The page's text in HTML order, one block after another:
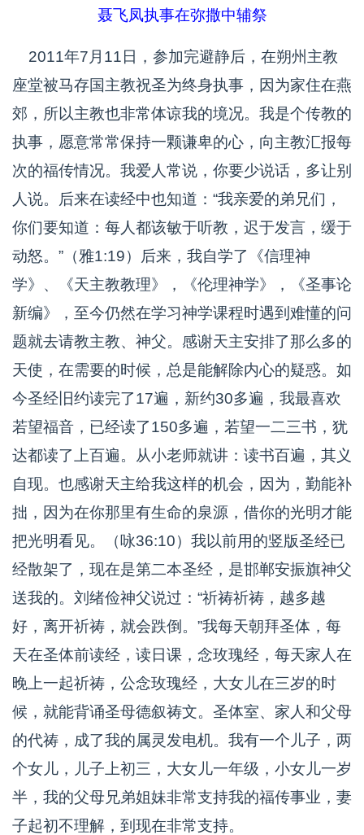
聂飞凤执事在弥撒中辅祭
2011年7月11日，参加完避静后，在朔州主教
座堂被马存国主教祝圣为终身执事，因为家住在燕
郊，所以主教也非常体谅我的境况。我是个传教的
执事，愿意常常保持一颗谦卑的心，向主教汇报每
次的福传情况。我爱人常说，你要少说话，多让别
人说。后来在读经中也知道：“我亲爱的弟兄们，
你们要知道：每人都该敏于听教，迟于发言，缓于
动怒。”（雅1:19）后来，我自学了《信理神
学》、《天主教教理》，《伦理神学》，《圣事论
新编》，至今仍然在学习神学课程时遇到难懂的问
题就去请教主教、神父。感谢天主安排了那么多的
天使，在需要的时候，总是能解除内心的疑惑。如
今圣经旧约读完了17遍，新约30多遍，我最喜欢
若望福音，已经读了150多遍，若望一二三书，犹
达都读了上百遍。从小老师就讲：读书百遍，其义
自现。也感谢天主给我这样的机会，因为，勤能补
拙，因为在你那里有生命的泉源，借你的光明才能
把光明看见。（咏36:10）我以前用的竖版圣经已
经散架了，现在是第二本圣经，是邯郸安振旗神父
送我的。刘绪俭神父说过：“祈祷祈祷，越多越
好，离开祈祷，就会跌倒。”我每天朝拜圣体，每
天在圣体前读经，读日课，念玫瑰经，每天家人在
晚上一起祈祷，公念玫瑰经，大女儿在三岁的时
候，就能背诵圣母德叙祷文。圣体室、家人和父母
的代祷，成了我的属灵发电机。我有一个儿子，两
个女儿，儿子上初三，大女儿一年级，小女儿一岁
半，我的父母兄弟姐妹非常支持我的福传事业，妻
子起初不理解，到现在非常支持。